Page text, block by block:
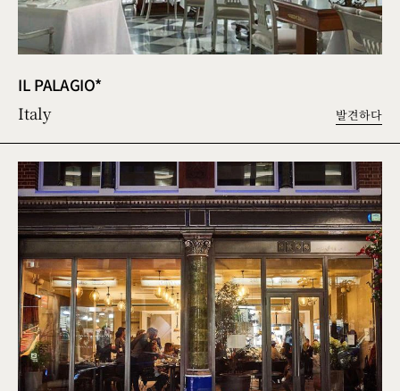
IL PALAGIO*
Italy 발견하다